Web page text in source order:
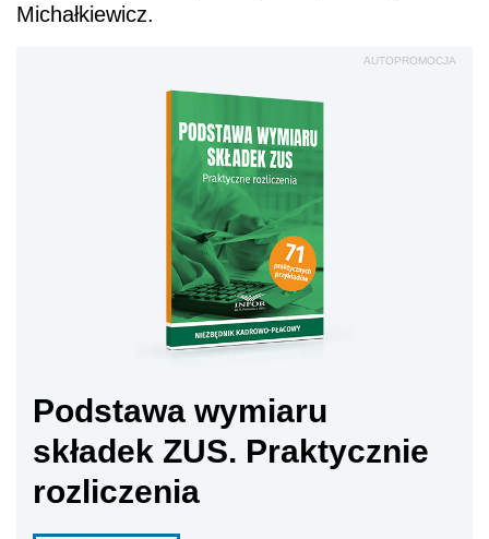
Michałkiewicz.
AUTOPROMOCJA
Podstawa wymiaru
składek ZUS. Praktycznie
rozliczenia